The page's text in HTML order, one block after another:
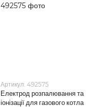
Артикул: 492575
Електрод розпалювання та
іонізації для газового котла